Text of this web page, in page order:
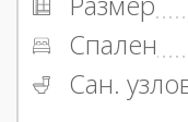
Спален
Сан.